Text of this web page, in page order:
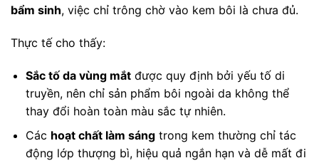
bẩm sinh, việc chỉ trông chờ vào kem bôi là chưa đủ.
Thực tế cho thấy:
Sắc tố da vùng mắtđược quy định bởi yếu tố di
truyền, nên chỉ sản phẩm bôi ngoài da không thể
thay đổi hoàn toàn màu sắc tự nhiên.
Các hoạt chất làm sángtrong kem thường chỉ tác
động lớp thượng bì, hiệu quả ngắn hạn và dễ mất đi